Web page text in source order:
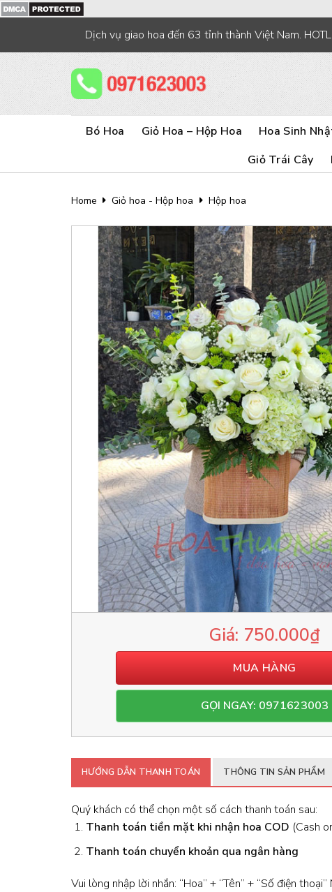
content
Dịch vụ giao hoa đến 63 tỉnh thành Việt Nam.
Bó Hoa Giỏ Hoa – Hộp Hoa Hoa Sinh
Giỏ Trái Cây
Home Giỏ hoa - Hộp hoa Hộp hoa
750.000₫
MUA HÀNG
GỌI NGAY: 0971623003
HƯỚNG DẪN THANH TOÁN THÔNG TIN SẢN PHẨM
Quý khách có thể chọn một số cách thanh toán sau:
Thanh toán tiền mặt khi nhận hoa COD (Cash
Thanh toán chuyển khoản qua ngân hàng
Vui lòng nhập lời nhắn: “Hoa” + “Tên” + “Số điện